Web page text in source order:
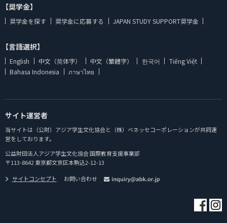
【奨学金】
奨学金を探す 奨学金に応募する JAPAN STUDY SUPPORT奨学金
【言語選択】
English 中文（简体字） 中文（繁體字） 한국어
Tiếng Việt
Bahasa Indonesia
ภาษาไทย
サイト運営者
当サイトは（公財）アジア学生文化協会と（株）ベネッセコーポレーションが共同運
営をしております。
公益財団法人アジア学生文化協会 国際教育支援事業部
〒113-8642 東京都文京区本駒込2-12-13
サイトコンセプト
お問い合わせ